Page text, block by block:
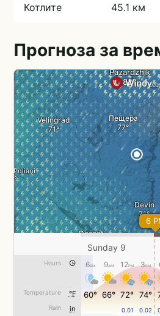
Котлите 45.1 км
Прогноза за